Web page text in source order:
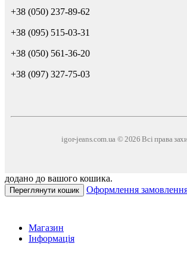
+38 (050) 237-89-62
+38 (095) 515-03-31
+38 (050) 561-36-20
+38 (097) 327-75-03
igor-jeans.com.ua © 2026 Всі права
додано до вашого кошика.
Переглянути кошик Оформлення
Магазин
Інформація